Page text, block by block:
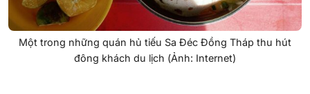
Một trong những quán hủ tiếu Sa Đéc Đồng Tháp thu hút
đông khách du lịch (Ảnh: Internet)